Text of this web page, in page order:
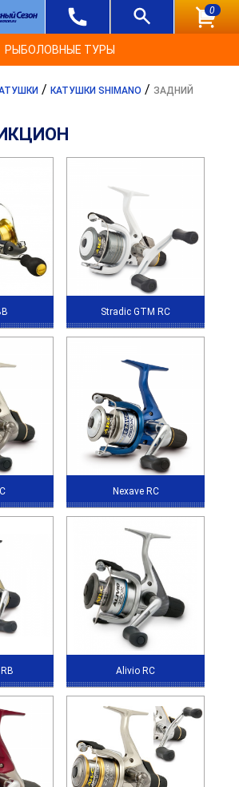
0
РЫБОЛОВНЫЕ ТУРЫ
/ КАТУШКИ SHIMANO / ЗАДНИЙ
Stradic GTM RC
Nexave RC
Alivio RC